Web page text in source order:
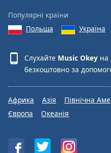
Популярні країни
Польща
Україна
Слухайте Music Okey на
безкоштовно за
Африка Азія Північна
Європа
Океанія